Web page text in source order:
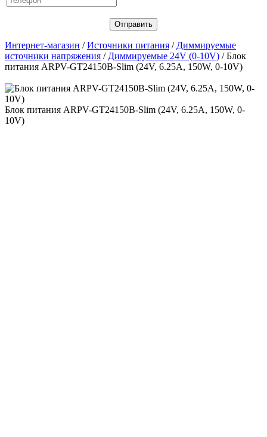
Интернет-магазин /Источники питания / Диммируемые
источники напряжения / Диммируемые 24V (0-10V) / Блок
питания ARPV-GT24150B-Slim (24V, 6.25A, 150W, 0-10V)
Блок питания ARPV-GT24150B-Slim (24V, 6.25A, 150W, 0-
10V)